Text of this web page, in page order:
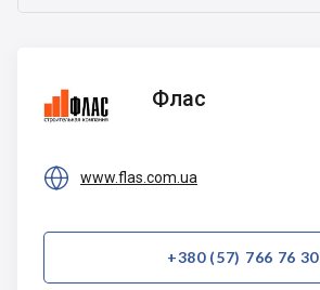
Флас
Флас
 www.flas.com.ua
+380 (57) 766 76 30